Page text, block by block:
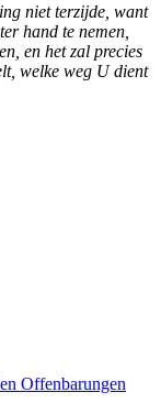
niet terzijde, want
hand te nemen,
en het zal precies
welke weg U dient
Offenbarungen